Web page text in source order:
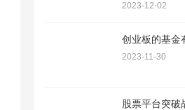
2023-12-02
创业板的基金
2023-11-30
股票平台突